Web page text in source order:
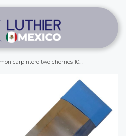
carpintero two cherries 1001 de 45 mm de ancho